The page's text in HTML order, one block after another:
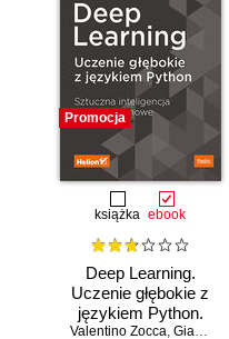
Promocja
książka ebook
Deep Learning.
Uczenie głębokie z
językiem Python.
Sztuczna
Valentino Zocca, Gianmario Spacagna